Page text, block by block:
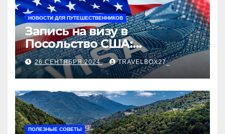
НОВОСТИ ДЛЯ ПУТЕШЕСТВЕННИКОВ
Запись на визу в
Посольство США:
Пошаговое руководство
26 СЕНТЯБРЯ 2024 TRAVELBOX27_
ПОЛЕЗНЫЕ СОВЕТЫ